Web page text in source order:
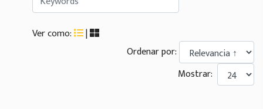
Ver como:
|
Ordenar por:
Mostrar: